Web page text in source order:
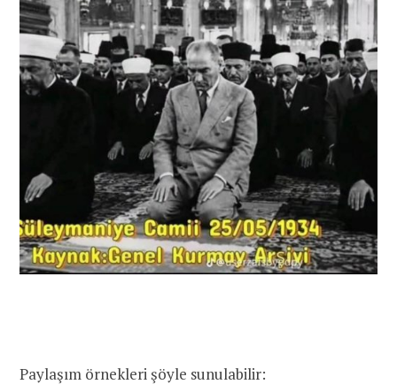
Paylaşım örnekleri şöyle sunulabilir: